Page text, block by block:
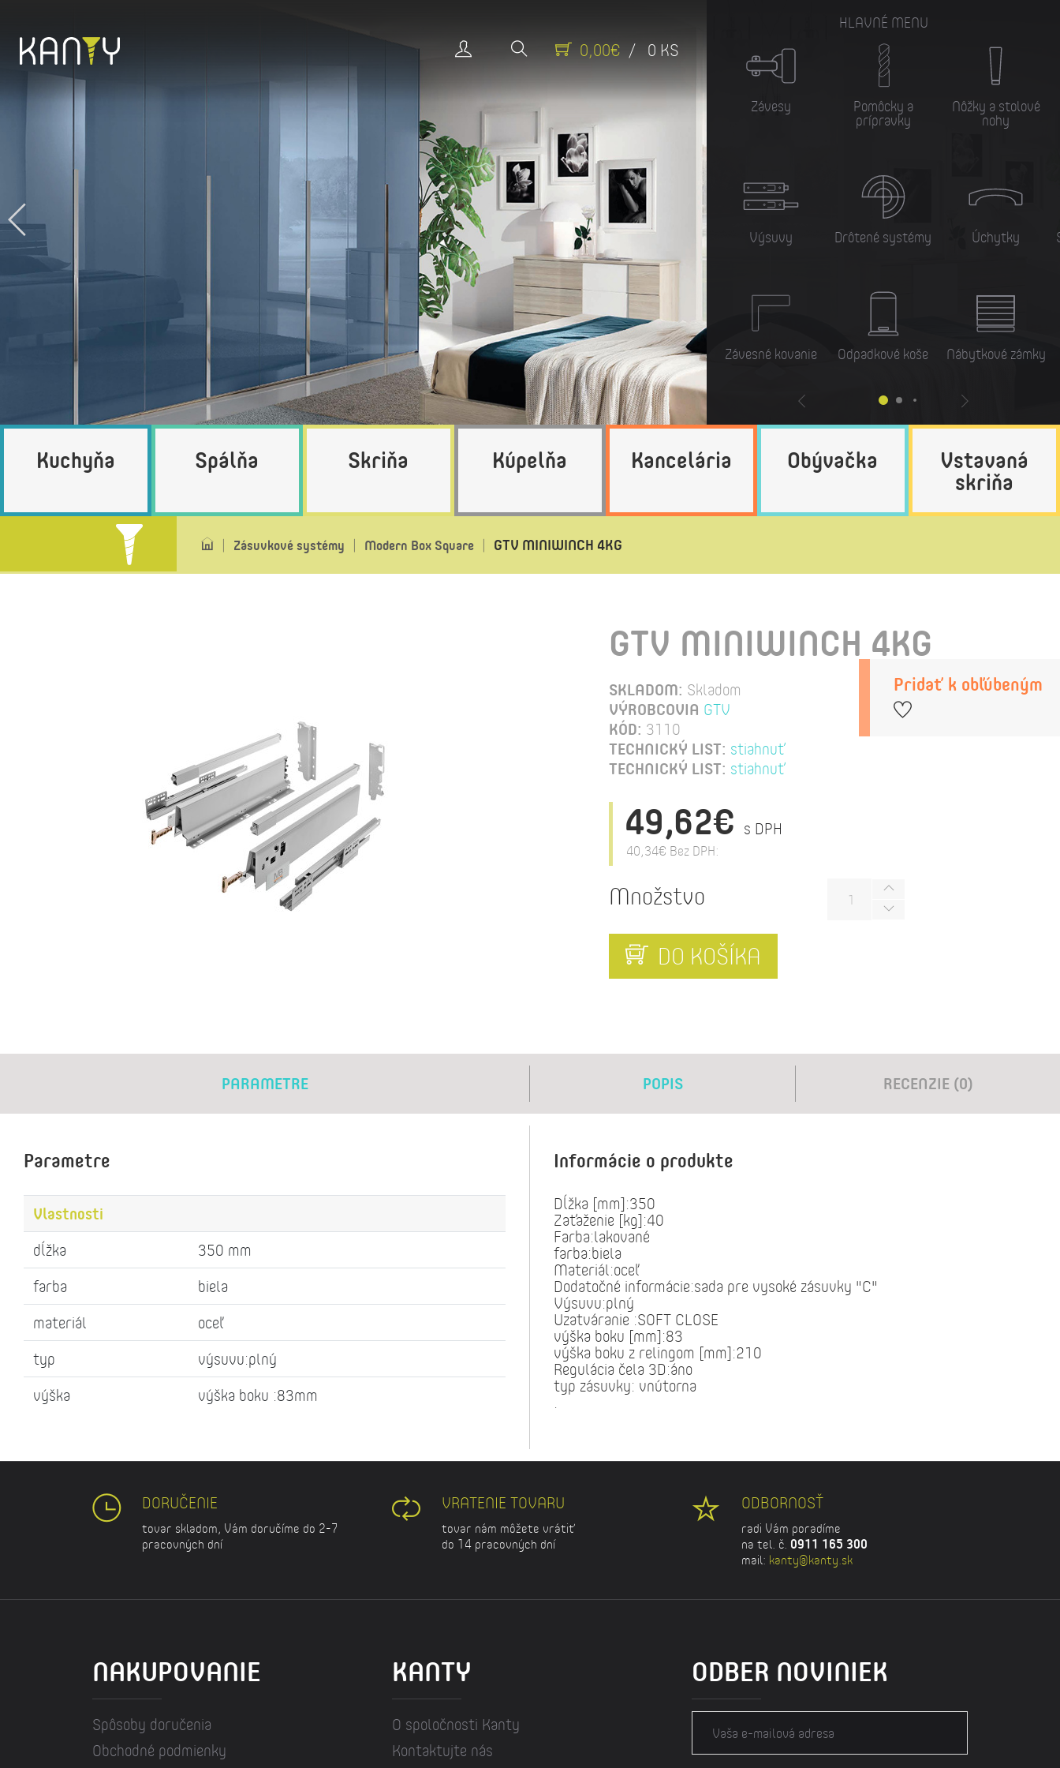
0,00€ / 0 KS
HLAVNÉ MENU
Závesy
Výsuvy
Závesné kovanie
Pomôcky a
prípravky
Drôtené systémy
Odpadkové koše
Nôžky a stolové
nohy
Úchytky
Nábytkové zámky
Kuchyňa Spálňa Skriňa Kúpelňa Kancelária Obývačka Vstavaná
skriňa
Zásuvkové systémy Modern Box Square GTV MINIWINCH 4KG
GTV MINIWINCH 4KG
SKLADOM: Skladom
VÝROBCOVIA GTV
KÓD: 3110
TECHNICKÝ LIST: stiahnuť
TECHNICKÝ LIST: stiahnuť
Pridať k obľúbeným
49,62€ s DPH
40,34€ Bez DPH:
Množstvo
DO KOŠÍKA
PARAMETRE
Parametre
Vlastnosti
dĺžka
350 mm
farba
biela
materiál
oceľ
typ
výsuvu:plný
výška
výška boku :83mm
POPIS RECENZIE (0)
Informácie o produkte
Dĺžka [mm]:350
Zaťaženie [kg]:40
Farba:lakované
farba:biela
Materiál:oceľ
Dodatočné informácie:sada pre vysoké zásuvky "C"
Výsuvu:plný
Uzatváranie :SOFT CLOSE
výška boku [mm]:83
výška boku z relingom [mm]:210
Regulácia čela 3D:áno
typ zásuvky: vnútorna
.
DORUČENIE
tovar skladom, Vám doručíme do 2-7
pracovných dní
VRATENIE TOVARU
tovar nám môžete vrátiť
do 14 pracovných dní
ODBORNOSŤ
radi Vám poradíme
na tel. č. 0911 165 300
mail: kanty@kanty.sk
NAKUPOVANIE
Spôsoby doručenia
Obchodné podmienky
KANTY
O spoločnosti Kanty
Kontaktujte nás
ODBER NOVINIEK